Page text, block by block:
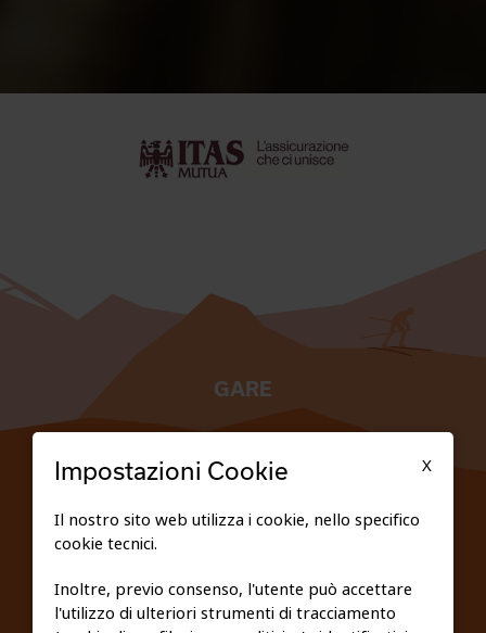
GARE
PRIVACY E COOKIE POLICY
X
Impostazioni Cookie
Il nostro sito web utilizza i cookie, nello specifico
cookie tecnici.
Inoltre, previo consenso, l'utente può accettare
l'utilizzo di ulteriori strumenti di tracciamento